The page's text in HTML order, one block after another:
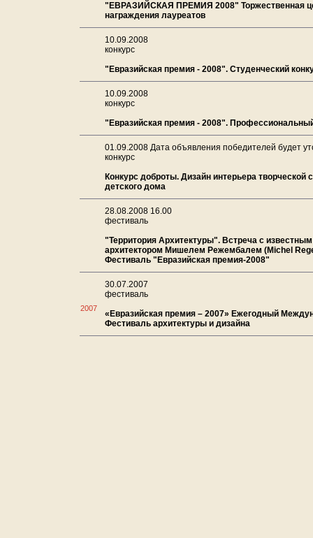
"ЕВРАЗИЙСКАЯ ПРЕМИЯ 2008" Торжественная
награждения лауреатов
10.09.2008
конкурс
"Евразийская премия - 2008". Студенческий
10.09.2008
конкурс
"Евразийская премия - 2008".
01.09.2008 Дата объявления победителей будет
конкурс
Конкурс доброты. Дизайн интерьера творческой
детского дома
28.08.2008 16.00
фестиваль
"Территория Архитектуры". Встреча с
архитектором Мишелем Режембалем (Michel
Фестиваль "Евразийская премия-2008"
2007
30.07.2007
фестиваль
«Евразийская премия – 2007» Ежегодный
Фестиваль архитектуры и дизайна